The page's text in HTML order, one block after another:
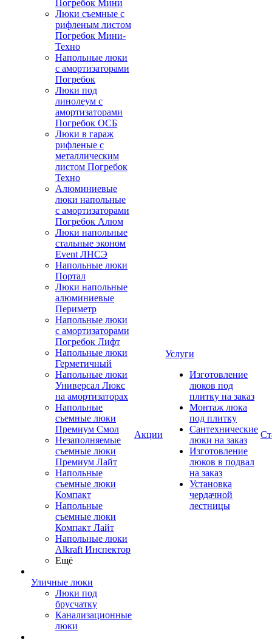
Погребок Мини
Люки съемные с
рифленым листом
Погребок Мини-
Техно
Напольные люки
с амортизаторами
Погребок
Люки под
линолеум с
амортизаторами
Погребок ОСБ
Люки в гараж
рифленые с
металлическим
листом Погребок
Техно
Алюминиевые
люки напольные
с амортизаторами
Погребок Алюм
Люки напольные
стальные эконом
Event ЛНСЭ
Напольные люки
Портал
Люки напольные
алюминиевые
Периметр
Напольные люки
с амортизаторами
Погребок Лифт
Напольные люки
Герметичный
Напольные люки
Универсал Люкс
на амортизаторах
Напольные
съемные люки
Премиум Смол
Незаполняемые
съемные люки
Премиум Лайт
Напольные
съемные люки
Компакт
Напольные
съемные люки
Компакт Лайт
Напольные люки
Alkraft Инспектор
Ещё
Уличные люки
Люки под
брусчатку
Канализационные
люки
Акции
Услуги
Изготовление
люков под
плитку на заказ
Монтаж люка
под плитку
Сантехнические
люки на заказ
Изготовление
люков в подвал
на заказ
Установка
чердачной
лестницы